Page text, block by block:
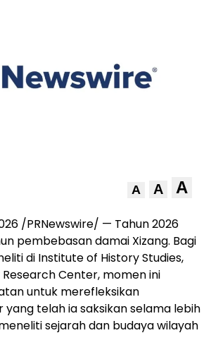
A A A
/PRNewswire/ — Tahun 2026
pembebasan damai Xizang. Bagi
di Institute of History Studies,
Center, momen ini
untuk merefleksikan
telah ia saksikan selama lebih
sejarah dan budaya wilayah